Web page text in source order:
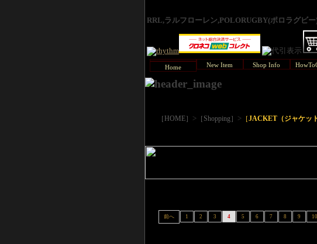
RRL,ラルフローレン,POLORUGBY(ポロラグビ
Home New Item Shop Info
［HOME］ > ［Shopping］ > ［JACKET（ジャケット
前へ 1 2 3 4 5 6 7 8 9 10